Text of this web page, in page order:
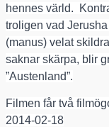
hennes värld.
troligen vad
(manus) velat
saknar skärpa, blir
”Austenland”.
Filmen får två
2014-02-18